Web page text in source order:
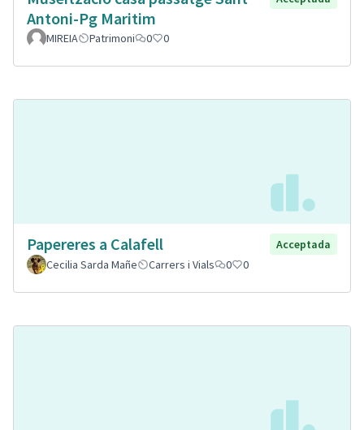
Antoni-Pg Maritim
MIREIA Patrimoni 0 0
Papereres a Calafell
Acceptada
Cecilia Sarda Mañe
Carrers i Vials 0 0